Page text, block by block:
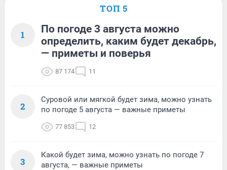
ТОП 5
1
По погоде 3 августа можно
определить, каким будет декабрь,
— приметы и поверья
87 174 11
2
Суровой или мягкой будет зима, можно узнать
по погоде 5 августа — важные приметы
77 853 12
3
Какой будет зима, можно узнать по погоде 7
августа, — важные приметы